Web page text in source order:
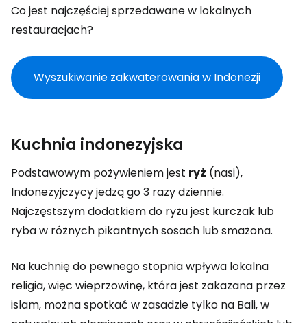
Co jest najczęściej sprzedawane w lokalnych
restauracjach?
Wyszukiwanie zakwaterowania w Indonezji
Kuchnia indonezyjska
Podstawowym pożywieniem jest ryż (nasi),
Indonezyjczycy jedzą go 3 razy dziennie.
Najczęstszym dodatkiem do ryżu jest kurczak lub
ryba w różnych pikantnych sosach lub smażona.
Na kuchnię do pewnego stopnia wpływa lokalna
religia, więc wieprzowinę, która jest zakazana przez
islam, można spotkać w zasadzie tylko na Bali, w